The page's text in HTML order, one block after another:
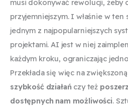
musi dokonywać rewolucji, żeby
przyjemniejszym. I właśnie w
jednym z najpopularniejszych
projektami. AI jest w niej
każdym kroku, ograniczając
Przekłada się więc na
szybkość działań czy też
dostępnych nam możliwości.